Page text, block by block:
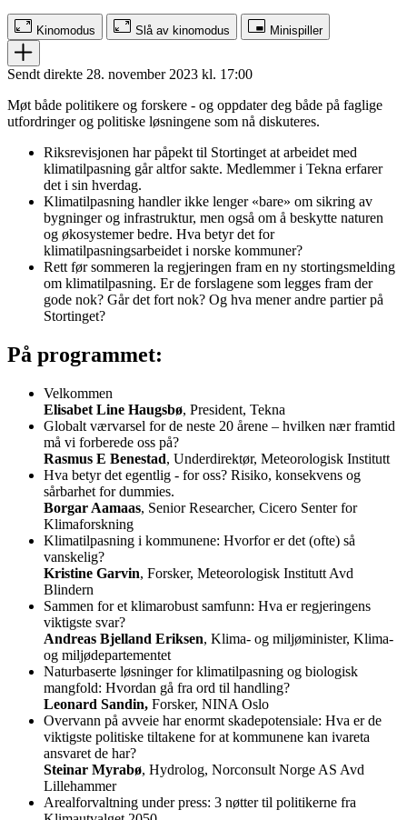
Kinomodus Slå av kinomodus Minispiller
Sendt direkte 28. november 2023 kl. 17:00
Møt både politikere og forskere - og oppdater deg både på faglige
utfordringer og politiske løsningene som nå diskuteres.
Riksrevisjonen har påpekt til Stortinget at arbeidet med
klimatilpasning går altfor sakte. Medlemmer i Tekna erfarer
det i sin hverdag.
Klimatilpasning handler ikke lenger «bare» om sikring av
bygninger og infrastruktur, men også om å beskytte naturen
og økosystemer bedre. Hva betyr det for
klimatilpasningsarbeidet i norske kommuner?
Rett før sommeren la regjeringen fram en ny stortingsmelding
om klimatilpasning. Er de forslagene som legges fram der
gode nok? Går det fort nok? Og hva mener andre partier på
Stortinget?
På programmet:
Velkommen
Elisabet Line Haugsbø, President, Tekna
Globalt værvarsel for de neste 20 årene – hvilken nær framtid
må vi forberede oss på?
Rasmus E Benestad, Underdirektør, Meteorologisk Institutt
Hva betyr det egentlig - for oss? Risiko, konsekvens og
sårbarhet for dummies.
Borgar Aamaas, Senior Researcher, Cicero Senter for
Klimaforskning
Klimatilpasning i kommunene: Hvorfor er det (ofte) så
vanskelig?
Kristine Garvin, Forsker, Meteorologisk Institutt Avd
Blindern
Sammen for et klimarobust samfunn: Hva er regjeringens
viktigste svar?
Andreas Bjelland Eriksen, Klima- og miljøminister, Klima-
og miljødepartementet
Naturbaserte løsninger for klimatilpasning og biologisk
mangfold: Hvordan gå fra ord til handling?
Leonard Sandin, Forsker, NINA Oslo
Overvann på avveie har enormt skadepotensiale: Hva er de
viktigste politiske tiltakene for at kommunene kan ivareta
ansvaret de har?
Steinar Myrabø, Hydrolog, Norconsult Norge AS Avd
Lillehammer
Arealforvaltning under press: 3 nøtter til politikerne fra